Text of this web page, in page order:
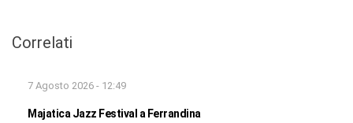
Correlati
7 Agosto 2026 - 12:49
Majatica Jazz Festival a Ferrandina